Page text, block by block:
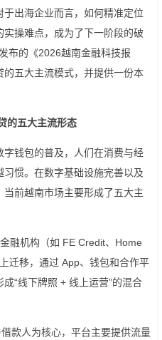
出海企业而言，如何精准定位
操难点，成为了下一阶段的破
布的《2026越南金融科技报
五大主流模式，并提供一份本
的五大主流形态
钱包的普及，人们在消费与经
惯。在数字基础设施完善以及
前越南市场主要形成了五大主
融机构（如 FE Credit、Home
迁移，通过 App、钱包和合作平
“线下牌照 + 线上运营”的混合
款人为核心，平台主要提供流量